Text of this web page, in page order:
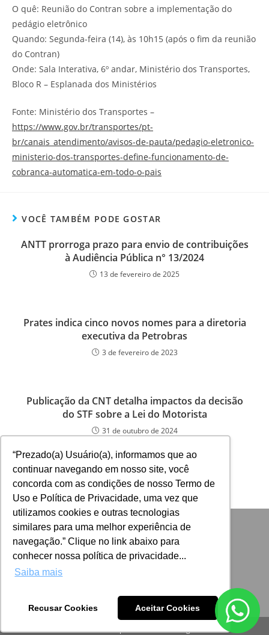
“Prezado(a) Usuário(a), informamos que ao
continuar navegando em nosso site, você
concorda com as condições de nosso Termo de
Uso e Política de Privacidade, uma vez que
utilizamos cookies e outras tecnologias
similares para uma melhor experiência de
navegação.” Clique no link abaixo para
conhecer nossa política de privacidade...
Saiba mais
Recusar Cookies Aceitar Cookies
O quê: Reunião do Contran sobre a implementação do
pedágio eletrônico
Quando: Segunda-feira (14), às 10h15 (após o fim da reunião
do Contran)
Onde: Sala Interativa, 6º andar, Ministério dos Transportes,
Bloco R – Esplanada dos Ministérios
Fonte: Ministério dos Transportes –
https://www.gov.br/transportes/pt-
br/canais_atendimento/avisos-de-pauta/pedagio-eletronico-
ministerio-dos-transportes-define-funcionamento-de-
cobranca-automatica-em-todo-o-pais
VOCÊ TAMBÉM PODE GOSTAR
ANTT prorroga prazo para envio de contribuições
à Audiência Pública n° 13/2024
13 de fevereiro de 2025
Prates indica cinco novos nomes para a diretoria
executiva da Petrobras
3 de fevereiro de 2023
Publicação da CNT detalha impactos da decisão
do STF sobre a Lei do Motorista
31 de outubro de 2024
Desenvolvido por: ADINIZ Tecnologia